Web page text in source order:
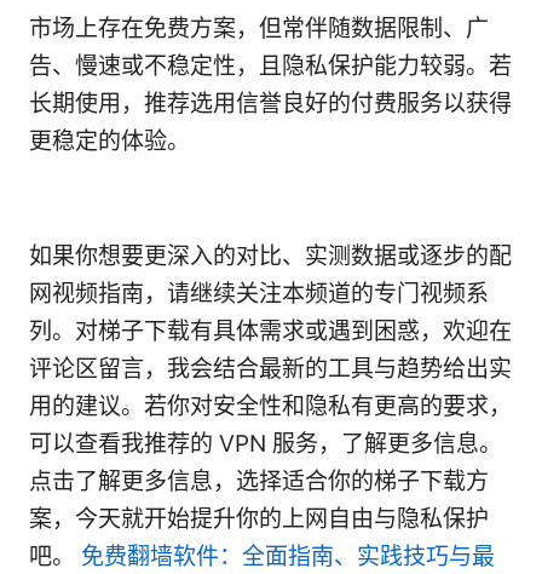
市场上存在免费方案，但常伴随数据限制、广
告、慢速或不稳定性，且隐私保护能力较弱。若
长期使用，推荐选用信誉良好的付费服务以获得
更稳定的体验。
如果你想要更深入的对比、实测数据或逐步的配
网视频指南，请继续关注本频道的专门视频系
列。对梯子下载有具体需求或遇到困惑，欢迎在
评论区留言，我会结合最新的工具与趋势给出实
用的建议。若你对安全性和隐私有更高的要求，
可以查看我推荐的 VPN 服务，了解更多信息。
点击了解更多信息，选择适合你的梯子下载方
案，今天就开始提升你的上网自由与隐私保护
吧。 免费翻墙软件：全面指南、实践技巧与最